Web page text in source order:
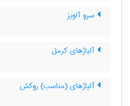
سرو آلویز
آلیاژهای کرمل
آلیاژهای (مناسب) روکش